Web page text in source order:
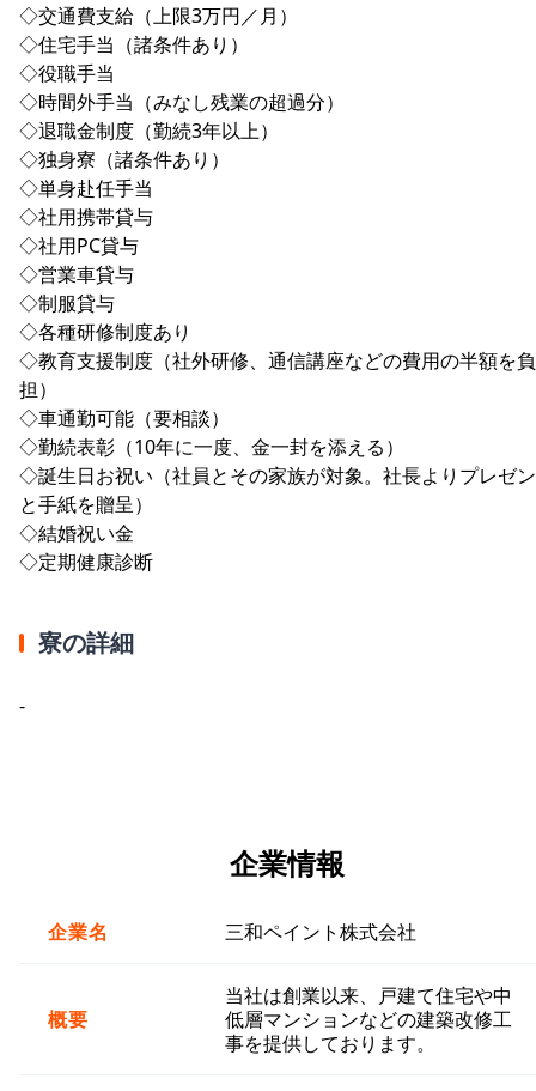
◇交通費支給（上限3万円／月）
◇住宅手当（諸条件あり）
◇役職手当
◇時間外手当（みなし残業の超過分）
◇退職金制度（勤続3年以上）
◇独身寮（諸条件あり）
◇単身赴任手当
◇社用携帯貸与
◇社用PC貸与
◇営業車貸与
◇制服貸与
◇各種研修制度あり
◇教育支援制度（社外研修、通信講座などの費用の半額を負
担）
◇車通勤可能（要相談）
◇勤続表彰（10年に一度、金一封を添える）
◇誕生日お祝い（社員とその家族が対象。社長よりプレゼ
と手紙を贈呈）
◇結婚祝い金
◇定期健康診断
寮の詳細
-
企業情報
企業名 三和ペイント株式会社
概要
当社は創業以来、戸建て住宅や中
低層マンションなどの建築改修工
事を提供しております。